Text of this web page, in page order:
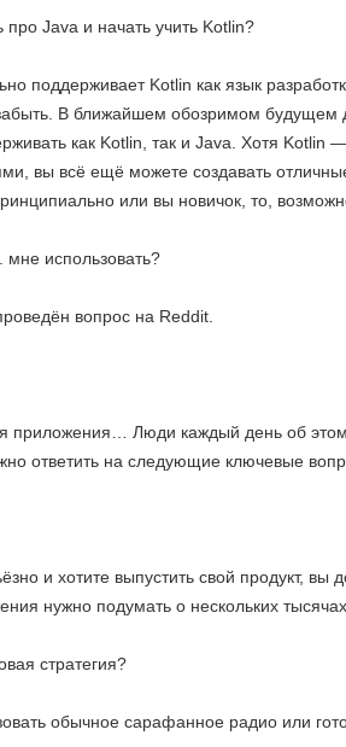
Java и начать учить Kotlin?
поддерживает Kotlin как язык
В ближайшем обозримом будущем
как Kotlin, так и Java. Хотя Kotlin
вы всё ещё можете создавать
или вы новичок, то,
мне использовать?
вопрос на Reddit.
приложения… Люди каждый день об
ответить на следующие ключевые
и хотите выпустить свой продукт,
нужно подумать о нескольких
стратегия?
обычное сарафанное радио или